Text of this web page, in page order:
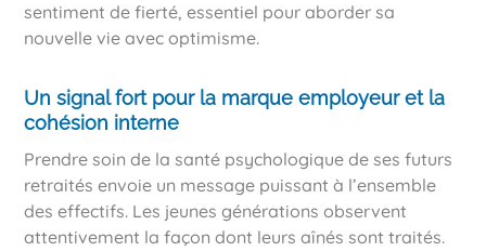
sentiment de fierté, essentiel pour aborder sa
nouvelle vie avec optimisme.
Un signal fort pour la marque employeur et la
cohésion interne
Prendre soin de la santé psychologique de ses futurs
retraités envoie un message puissant à l’ensemble
des effectifs. Les jeunes générations observent
attentivement la façon dont leurs aînés sont traités.